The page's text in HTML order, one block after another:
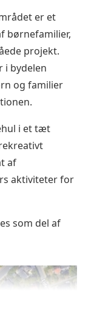
er et
børnefamilier,
projekt.
i bydelen
og familier
i et tæt
af
aktiviteter for
som del af